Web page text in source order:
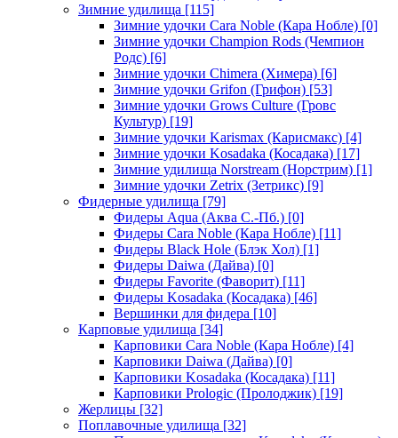
Зимние удилища [115]
Зимние удочки Cara Noble (Кара Нобле) [0]
Зимние удочки Champion Rods (Чемпион
Родс) [6]
Зимние удочки Chimera (Химера) [6]
Зимние удочки Grifon (Грифон) [53]
Зимние удочки Grows Culture (Гровс
Культур) [19]
Зимние удочки Karismax (Карисмакс) [4]
Зимние удочки Kosadaka (Косадака) [17]
Зимние удилища Norstream (Норстрим) [1]
Зимние удочки Zetrix (Зетрикс) [9]
Фидерные удилища [79]
Фидеры Aqua (Аква С.-Пб.) [0]
Фидеры Cara Noble (Кара Нобле) [11]
Фидеры Black Hole (Блэк Хол) [1]
Фидеры Daiwa (Дайва) [0]
Фидеры Favorite (Фаворит) [11]
Фидеры Kosadaka (Косадака) [46]
Вершинки для фидера [10]
Карповые удилища [34]
Карповики Cara Noble (Кара Нобле) [4]
Карповики Daiwa (Дайва) [0]
Карповики Kosadaka (Косадака) [11]
Карповики Prologic (Пролоджик) [19]
Жерлицы [32]
Поплавочные удилища [32]